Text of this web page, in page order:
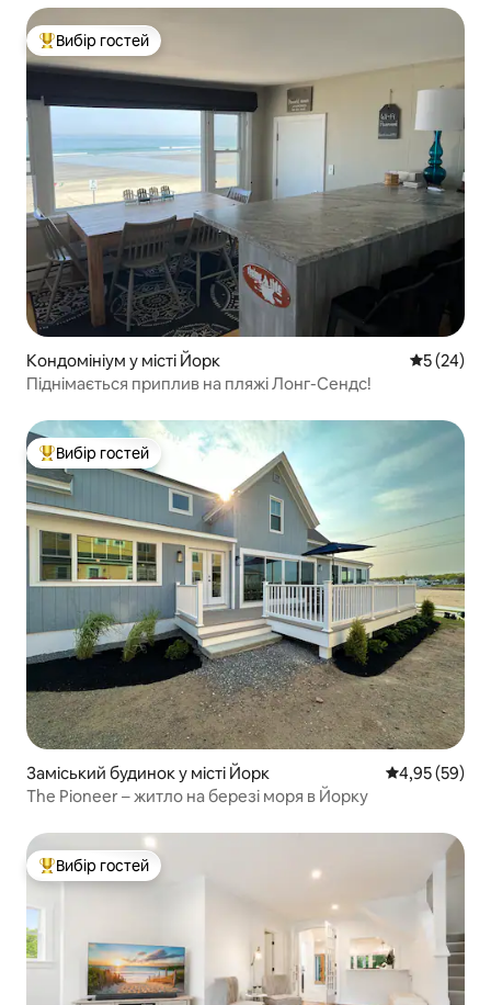
Топ вибір гостей
Вибір гостей
Кондомініум у місті Йорк Середня
5 (24)
Піднімається приплив на пляжі Лонг-Сендс!
Топ вибір гостей
Вибір гостей
Заміський будинок у місті Йорк Середня
4,95 (59)
The Pioneer – житло на березі моря в Йорку
Топ вибір гостей
Вибір гостей